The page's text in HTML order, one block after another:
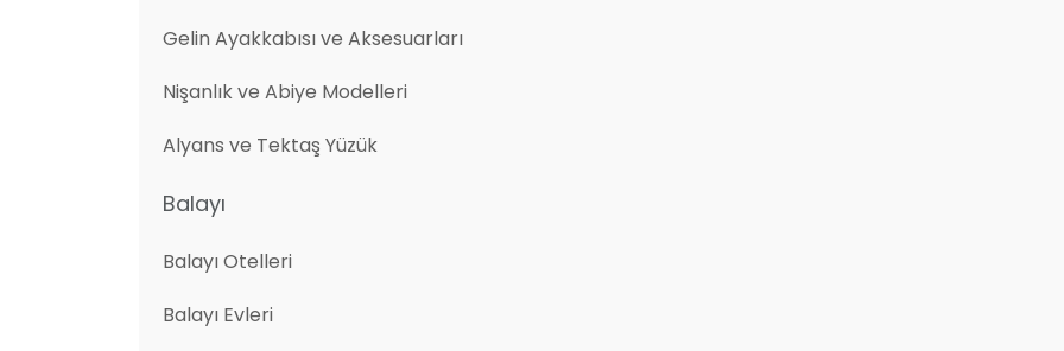
Gelin Ayakkabısı ve Aksesuarları
Nişanlık ve Abiye Modelleri
Alyans ve Tektaş Yüzük
Balayı
Balayı Otelleri
Balayı Evleri